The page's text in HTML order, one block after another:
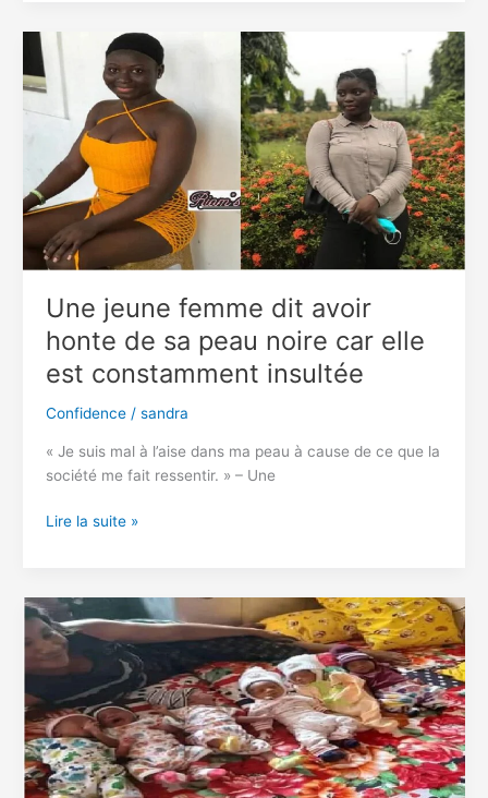
rébellion
pour
renverser
le
président
Joe
Biden
?
Une jeune femme dit avoir
honte de sa peau noire car elle
est constamment insultée
Confidence/ sandra
« Je suis mal à l’aise dans ma peau à cause de ce que la
société me fait ressentir. » – Une
Une
avoir
honte
de
peau
noire
car
elle
Lire la suite »